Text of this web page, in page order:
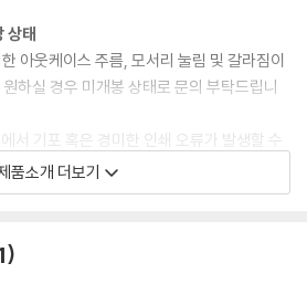
상태
아웃케이스 주름, 모서리 눌림 및 갈라짐이
하실 경우 미개봉 상태로 문의 부탁드립니
서 기포 혹은 경미한 인쇄 오류가 발생할 수
호필름이 붙어 판매되기도 합니다. 보호필
카톤 박스로 재포장한 경우, 카톤박스 손상
다.
품소개 더보기